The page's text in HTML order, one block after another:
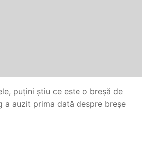
puțini știu ce este o breșă de
a auzit prima dată despre breșe